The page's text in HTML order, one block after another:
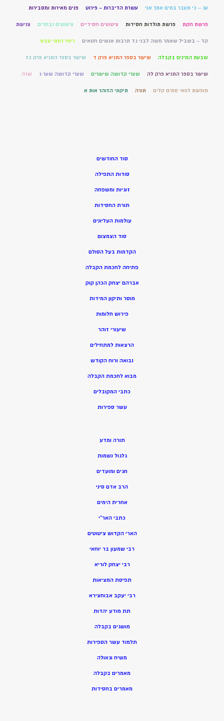
עג – כי תעבר במים אתך אני עשרת הדיברות – פירוט פנים מאירות ומסבירות
פרשת חקת פרשת תולדות חסידות ציטוטים חסידיים ציטוטים נבחרים צניעות
קד – בשביל שאמר משה לבני גד תרבות אנשים חטאים ריפוי רוחני טבעי
שבעת המינים בקבלה שיעור בספר התניא פרק ד שיעור בספר התניא פרק כז
שיעור בספר התניא פרק לה שערי קדושה שיעורים שערי קדושה שער ג שרה
תופעות לוואי סמים קלים תורה תיקוני הזוהר אות א
סוד החודשים
סודות התפילה
זוגיות ומשפחה
תורת החסידות
עולמות העליונים
סוד הצמצום
הקדמות בעל הסולם
פתיחה לחכמת הקבלה
אברהם יצחק הכהן קוק
מוסר ותיקון המידות
פירוש חלומות
שיעורי זוהר
הרצאות למתחילים
נבואה ורוח הקודש
מבוא לחכמת הקבלה
כתבי המקובלים
עשר ספירות
תורה ומדע
גלגול נשמות
חגים ומועדים
הרב אדם סיני
אחרית הימים
כתבי האר”י
הארי הקדוש ציטוטים
רבי שמעון בר יוחאי
רבי יצחק לוריא
תפיסת המציאות
רבי יעקב אבוחצירא
תת מודע יהדות
מושגים בקבלה
תלמוד עשר הספירות
משיח וגאולה
מאמרים בקבלה
מאמרים בחסידות